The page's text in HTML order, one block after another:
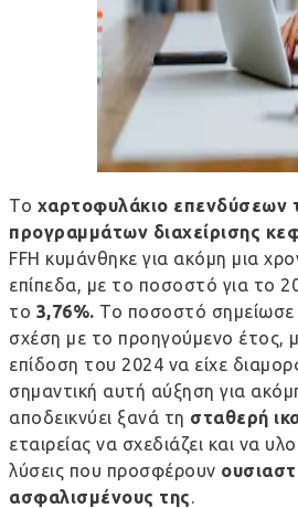
Το χαρτοφυλάκιο επενδύσεων
προγραμμάτων διαχείρισης
FFH κυμάνθηκε για ακόμη μια
επίπεδα, με το ποσοστό για το
το 3,76%. Το ποσοστό σημείωσε
σχέση με το προηγούμενο έτος,
επίδοση του 2024 να είχε
σημαντική αυτή αύξηση για
αποδεικνύει ξανά τη σταθερή
εταιρείας να σχεδιάζει και να
λύσεις που προσφέρουν
ασφαλισμένους της.